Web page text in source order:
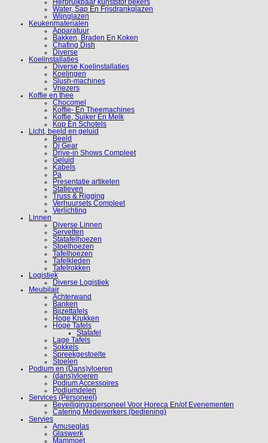
Herbruikbaar kunststof bekers
Water, Sap En Frisdrankglazen
Wijnglazen
Keukenmaterialen
Apparatuur
Bakken, Braden En Koken
Chafing Dish
Diverse
Koelinstallaties
Diverse Koelinstallaties
Koelingen
Slush-machines
Vriezers
Koffie en thee
Chocomel
Koffie- En Theemachines
Koffie, Suiker En Melk
Kop En Schotels
Licht, beeld en geluid
Beeld
Dj Gear
Drive-in Shows Compleet
Geluid
Kabels
Pa
Presentatie artikelen
Statieven
Truss & Rigging
Verhuursets Compleet
Verlichting
Linnen
Diverse Linnen
Servetten
Statafelhoezen
Stoelhoezen
Tafelhoezen
Tafelkleden
Tafelrokken
Logistiek
Diverse Logistiek
Meubilair
Achterwand
Banken
Bijzettafels
Hoge Krukken
Hoge Tafels
Statafel
Lage Tafels
Sokkels
Spreekgestoelte
Stoelen
Podium en (Dans)vloeren
(dans)vloeren
Podium Accessoires
Podiumdelen
Services (Personeel)
Beveiligingspersoneel Voor Horeca En/of Evenementen
Catering Medewerkers (bediening)
Servies
Amuseglas
Glaswerk
Mammoet